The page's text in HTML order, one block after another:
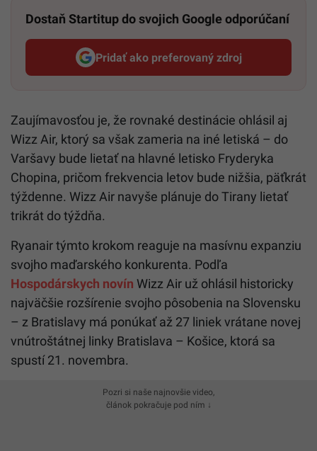
Dostaň Startitup do svojich Google odporúčaní
Pridať ako preferovaný zdroj
Startitup, odkaz sa otvorí v
Zaujímavosťou je, že rovnaké destinácie ohlásil aj
Wizz Air, ktorý sa však zameria na iné letiská – do
Varšavy bude lietať na hlavné letisko Fryderyka
Chopina, pričom frekvencia letov bude nižšia, päťkrát
týždenne. Wizz Air navyše plánuje do Tirany lietať
trikrát do týždňa.
Ryanair týmto krokom reaguje na masívnu expanziu
svojho maďarského konkurenta. Podľa
Hospodárskych novín Wizz Air už ohlásil historicky
najväčšie rozšírenie svojho pôsobenia na Slovensku
– z Bratislavy má ponúkať až 27 liniek vrátane novej
vnútroštátnej linky Bratislava – Košice, ktorá sa
spustí 21. novembra.
Pozri si naše najnovšie video,
článok pokračuje pod ním ↓